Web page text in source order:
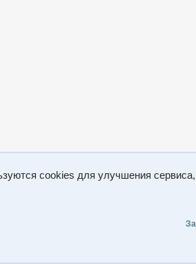
cookies для улучшения